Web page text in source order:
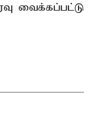
வைக்கப்பட்டு